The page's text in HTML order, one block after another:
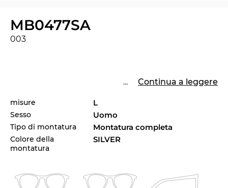
MB0477SA
003
... Continua a leggere
misure L
Sesso Uomo
Tipo di montatura Montatura completa
Colore della
montatura
SILVER